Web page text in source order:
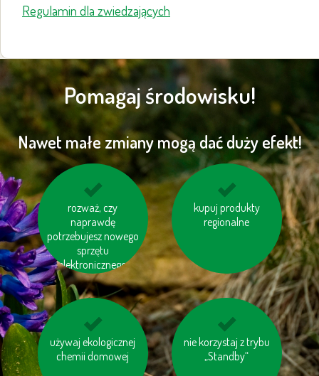
Regulamin dla zwiedzających
Pomagaj środowisku!
Nawet małe zmiany mogą dać duży efekt!
rozważ, czy
naprawdę
potrzebujesz nowego
sprzętu
elektronicznego
wybieraj schody
zamiast windy
kupuj produkty
regionalne
jeździj na rowerze
używaj ekologicznej
chemii domowej
gaś niepotrzebne
światło
nie korzystaj z trybu
„Standby“
korzystaj z baterii
ładowalnych